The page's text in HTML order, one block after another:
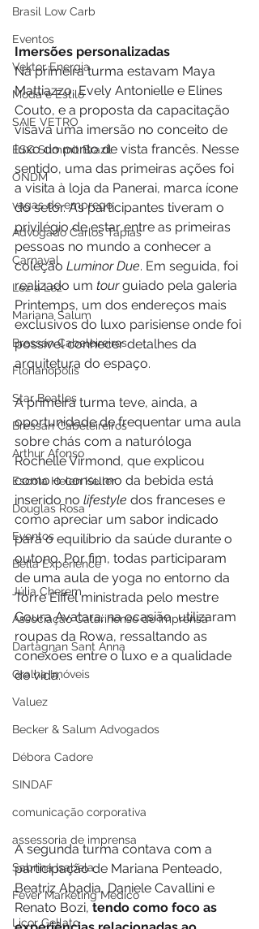
Brasil Low Carb
Eventos
Vektor Energia
Moda e Estilo
SAIE VETRO
ESG Summit Brazil
ONDM
vagas de emprego
Advogado Carlos Tapias
Carnaval
Lez a Lez
Mariana Salum
Bressan Cabeleireiros
Florianópolis
Star Beatles
Bressan Cabeleireiros
Arthur Afonso
Escola Helen Keller
Douglas Rosa
Eventos
Bella Experience
Júlia Cherem
Associação Catarinense de Imprensa
Dartagnan Sant Anna
Gralha Imóveis
Valuez
Becker & Salum Advogados
Débora Cadore
SINDAF
comunicação corporativa
assessoria de imprensa
Sabrina Isabela
Fever Marketing Médico
Licor Gellato
Imersões personalizadas
Na primeira turma estavam Maya
Mattiazzo, Evely Antonielle e Elines
Couto, e a proposta da capacitação
visava uma imersão no conceito de
luxo do ponto de vista francês. Nesse
sentido, uma das primeiras ações foi
a visita à loja da Panerai, marca ícone
do setor. As participantes tiveram o
privilégio de estar entre as primeiras
pessoas no mundo a conhecer a
coleção Luminor Due. Em seguida, foi
realizado um tour guiado pela galeria
Printemps, um dos endereços mais
exclusivos do luxo parisiense onde foi
possível conhecer detalhes da
arquitetura do espaço.
A primeira turma teve, ainda, a
oportunidade de frequentar uma aula
sobre chás com a naturóloga
Rochelle Virmond, que explicou
como o consumo da bebida está
inserido no lifestyle dos franceses e
como apreciar um sabor indicado
para o equilíbrio da saúde durante o
outono. Por fim, todas participaram
de uma aula de yoga no entorno da
Torre Eiffel ministrada pelo mestre
Goura Avatara; na ocasião, utilizaram
roupas da Rowa, ressaltando as
conexões entre o luxo e a qualidade
de vida.
A segunda turma contava com a
participação de Mariana Penteado,
Beatriz Abadia, Daniele Cavallini e
Renato Bozi, tendo como foco as